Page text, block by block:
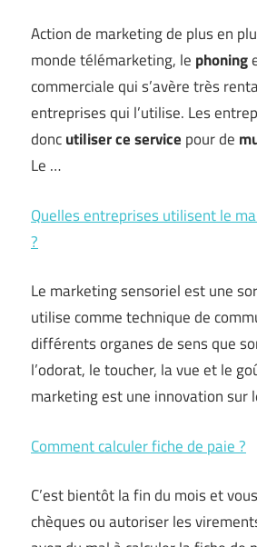
Action de marketing de plus en
monde télémarketing, le phoning
commerciale qui s’avère très
entreprises qui l’utilise. Les
doncutiliser ce service pour de
Le …
Quelles entreprises utilisent le
?
Le marketing sensoriel est une
utilise comme technique de
différents organes de sens que
l’odorat, le toucher, la vue et le
marketing est une innovation sur
Comment calculer fiche de paie ?
C’est bientôt la fin du mois et
chèques ou autoriser les